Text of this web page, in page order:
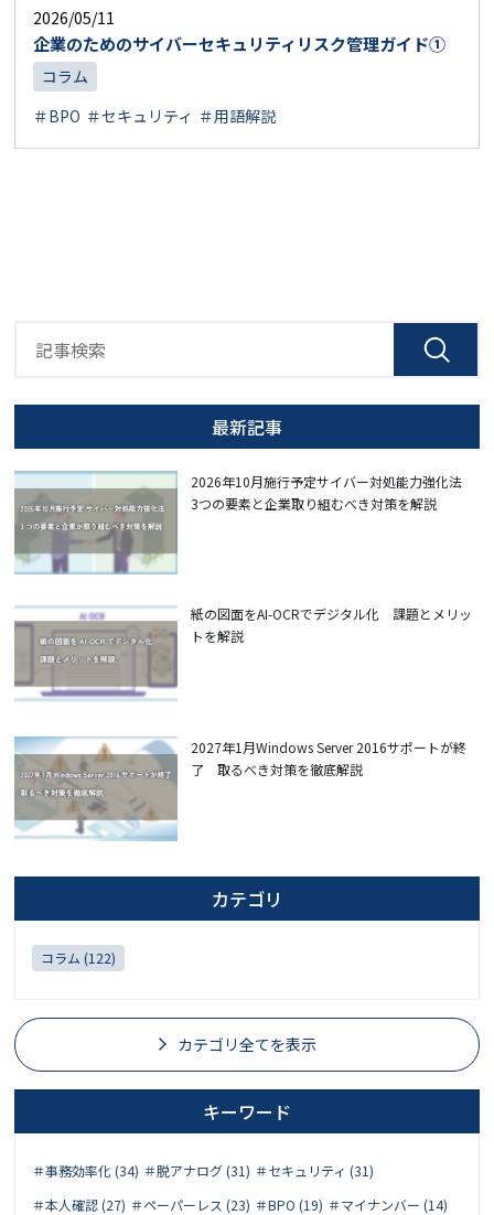
2026/05/11
企業のためのサイバーセキュリティリスク管理ガイド①
コラム
＃BPO ＃セキュリティ ＃用語解説
最新記事
2026年10月施行予定サイバー対処能力強化法
3つの要素と企業取り組むべき対策を解説
紙の図面をAI-OCRでデジタル化 課題とメリッ
トを解説
2027年1月Windows Server 2016サポートが終
了 取るべき対策を徹底解説
カテゴリ
コラム (122)
カテゴリ全てを表示
キーワード
＃事務効率化 (34) ＃脱アナログ (31) ＃セキュリティ (31)
＃本人確認 (27) ＃ペーパーレス (23) ＃BPO (19) ＃マイナンバー (14)